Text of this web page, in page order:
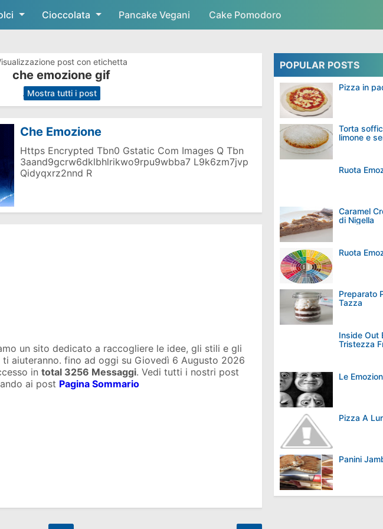
Skip to main content
Cioccolata Pancake Vegani Cake Pomodoro
post con etichetta
che emozione gif
. Mostra tutti i post
Che Emozione
Https Encrypted Tbn0 Gstatic Com Images Q Tbn
3aand9gcrw6dklbhlrikwo9rpu9wbba7 L9k6zm7jvp
Qidyqxrz2nnd R
un sito dedicato a raccogliere le idee, gli stili e gli
aiuteranno. fino ad oggi su Giovedì 6 Augusto 2026
in total 3256 Messaggi. Vedi tutti i nostri post
ai post Pagina Sommario
POPULAR POSTS
Pizza in
Torta
limone e
Ruota
Caramel
di Nigella
Ruota
Preparato
Tazza
Inside Out
Tristezza
Le
Pizza A
Panini